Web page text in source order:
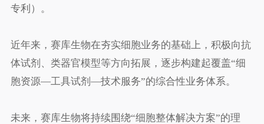
专利）。
近年来，赛库生物在夯实细胞业务的基础上，积极向抗
体试剂、类器官模型等方向拓展，逐步构建起覆盖“细
胞资源—工具试剂—技术服务”的综合性业务体系。
未来，赛库生物将持续围绕“细胞整体解决方案”的理